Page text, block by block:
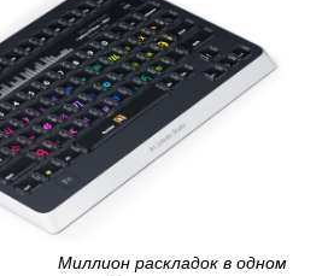
Миллион раскладок в одном